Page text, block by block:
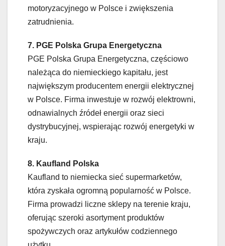
motoryzacyjnego w Polsce i zwiększenia
zatrudnienia.
7. PGE Polska Grupa Energetyczna
PGE Polska Grupa Energetyczna, częściowo
należąca do niemieckiego kapitału, jest
największym producentem energii elektrycznej
w Polsce. Firma inwestuje w rozwój elektrowni,
odnawialnych źródeł energii oraz sieci
dystrybucyjnej, wspierając rozwój energetyki w
kraju.
8. Kaufland Polska
Kaufland to niemiecka sieć supermarketów,
która zyskała ogromną popularność w Polsce.
Firma prowadzi liczne sklepy na terenie kraju,
oferując szeroki asortyment produktów
spożywczych oraz artykułów codziennego